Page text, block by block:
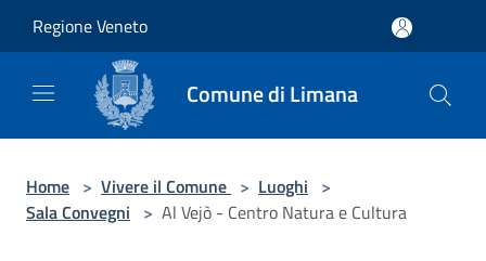
Regione Veneto
Comune di Limana
Home > Vivere il Comune > Luoghi >
Sala Convegni > Al Vejò - Centro Natura e Cultura